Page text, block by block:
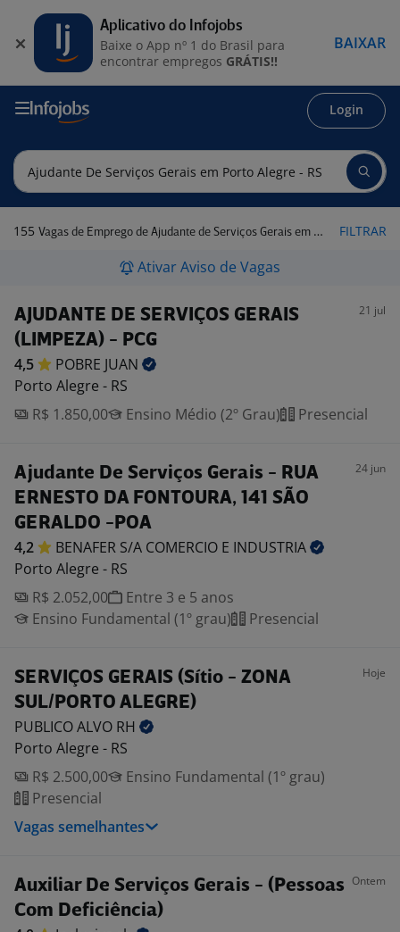
Login
155 Vagas de Emprego de Ajudante de Serviços Gerais em Porto Alegre - RS FILTRAR
Ativar Aviso de Vagas
AJUDANTE DE SERVIÇOS GERAIS
(LIMPEZA) - PCG
21 jul
4,5 POBRE JUAN
Porto Alegre - RS
R$ 1.850,00
Ensino Médio (2º Grau) Presencial
Ajudante De Serviços Gerais - RUA
ERNESTO DA FONTOURA, 141 SÃO
GERALDO -POA
24 jun
4,2 BENAFER S/A COMERCIO E INDUSTRIA
Porto Alegre - RS
R$ 2.052,00
Entre 3 e 5 anos
Ensino Fundamental (1º grau)
Presencial
SERVIÇOS GERAIS (Sítio - ZONA
SUL/PORTO ALEGRE)
Hoje
PUBLICO ALVO RH
Porto Alegre - RS
R$ 2.500,00
Ensino Fundamental (1º grau)
Presencial
Vagas semelhantes
Auxiliar De Serviços Gerais - (Pessoas
Com Deficiência)
Ontem
Aplicativo do Infojobs
Baixe o App nº 1 do Brasil para
encontrar empregos GRÁTIS!!
BAIXAR